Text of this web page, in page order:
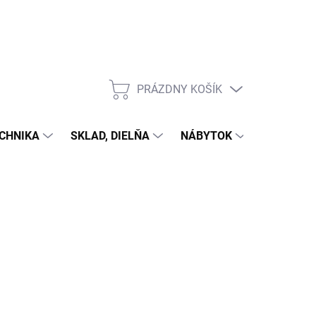
NÁKUPNÝ
PRÁZDNY KOŠÍK
SKLAD, DIELŇA NÁBYTOK